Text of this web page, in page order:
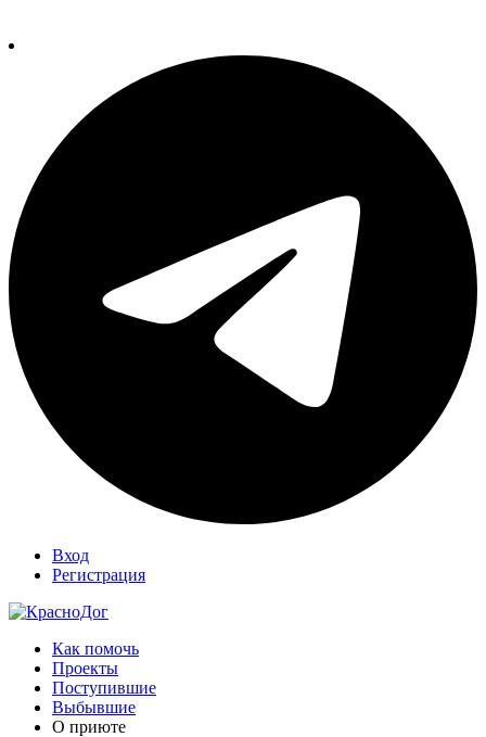
Вход
Регистрация
Как помочь
Проекты
Поступившие
Выбывшие
О приюте